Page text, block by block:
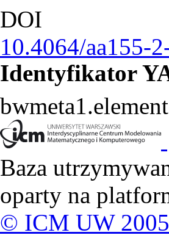
DOI
10.4064/aa155-
Identyfikator
Baza
oparty na
© ICM UW